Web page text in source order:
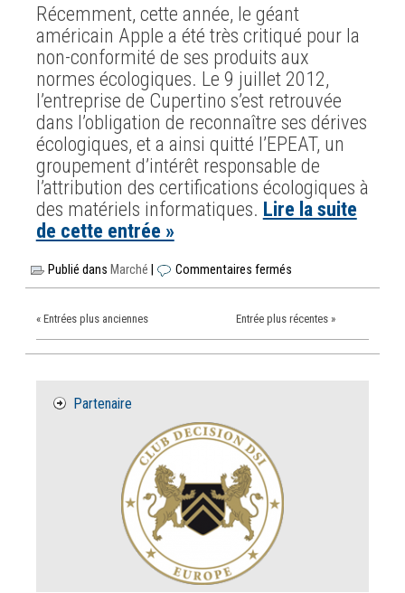
Récemment, cette année, le géant
américain Apple a été très critiqué pour la
non-conformité de ses produits aux
normes écologiques. Le 9 juillet 2012,
l’entreprise de Cupertino s’est retrouvée
dans l’obligation de reconnaître ses dérives
écologiques, et a ainsi quitté l’EPEAT, un
groupement d’intérêt responsable de
l’attribution des certifications écologiques à
des matériels informatiques. Lire la suite
de cette entrée »
Publié dans Marché Commentaires fermés
« Entrées plus anciennes Entrée plus récentes »
Partenaire